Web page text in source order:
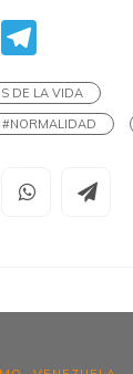
Facebook
DE LA VIDA
#NORMALIDAD